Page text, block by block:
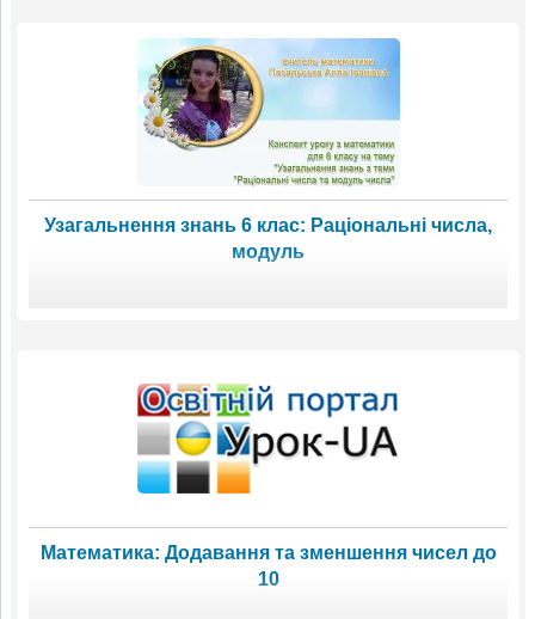
Узагальнення знань 6 клас: Раціональні числа,
модуль
Математика: Додавання та зменшення чисел до
10